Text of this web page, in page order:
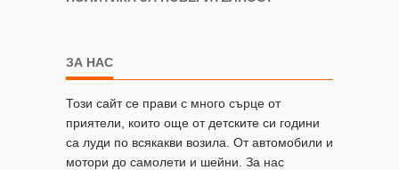
ЗА НАС
Този сайт се прави с много сърце от
приятели, които още от детските си години
са луди по всякакви возила. От автомобили и
мотори до самолети и шейни. За нас